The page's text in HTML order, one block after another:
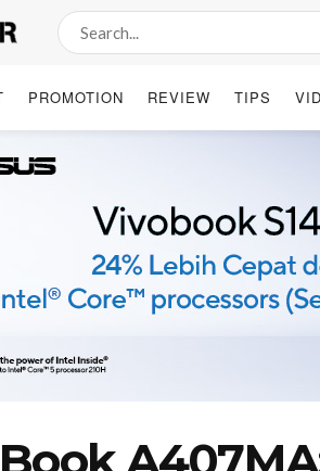
PROMOTION REVIEW TIPS